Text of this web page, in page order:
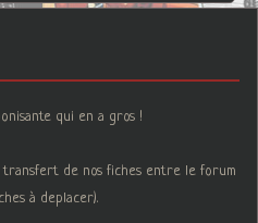
qui en a gros !
transfert de nos fiches entre le forum
à deplacer).